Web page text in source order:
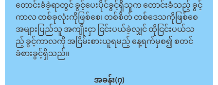
တောင်းခံခဲ့ရာတွင် ခွင့်ပေးပိုင်ခွင့်ရှိသူက တောင်းခံသည့် ခွင့်
ကာလ တစ်ခုလုံးကိုဖြစ်စေ၊ တစ်စိတ် တစ်ဒေသကိုဖြစ်စေ
အများပြည်သူ အကျိုးငှာ ငြင်းပယ်ခဲ့လျှင် ထိုငြင်းပယ်သ
ည့် ခွင့်ကာလကို အငြိမ်းစားယူရမည့် နေ့ရက်မှစ၍ စတင်
ခံစားခွင့်ရှိသည်။
အခန်း(၇)